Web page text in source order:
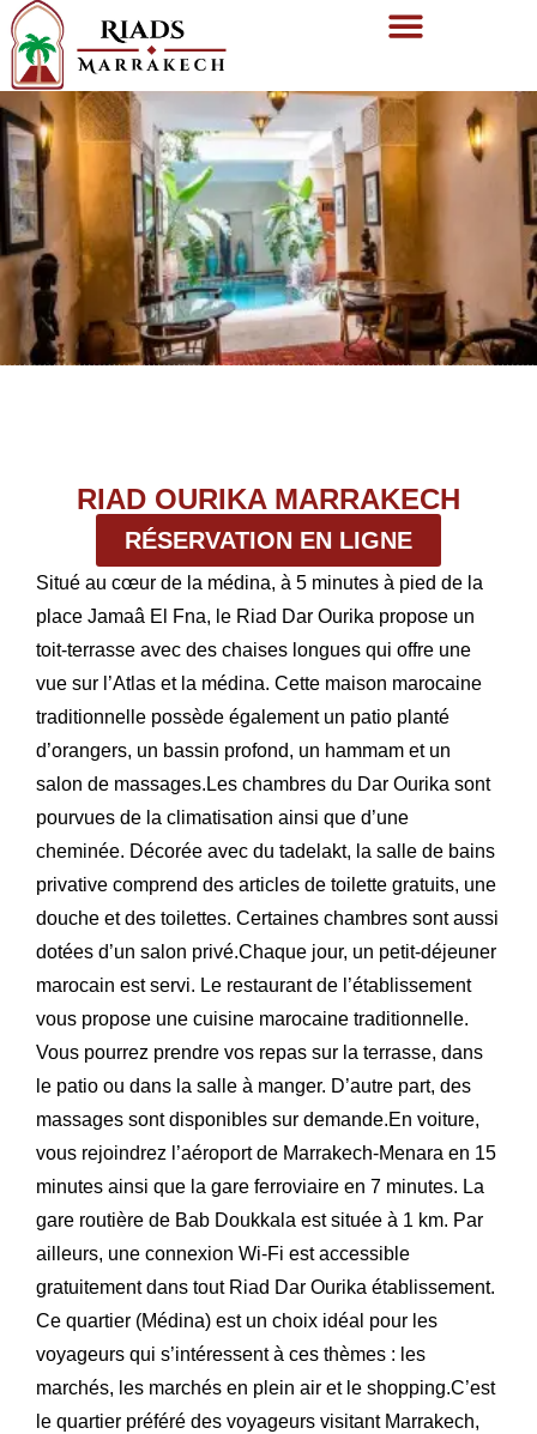
RIAD OURIKA MARRAKECH
RÉSERVATION EN LIGNE
Situé au cœur de la médina, à 5 minutes à pied de la
place Jamaâ El Fna, le Riad Dar Ourika propose un
toit-terrasse avec des chaises longues qui offre une
vue sur l’Atlas et la médina. Cette maison marocaine
traditionnelle possède également un patio planté
d’orangers, un bassin profond, un hammam et un
salon de massages.Les chambres du Dar Ourika sont
pourvues de la climatisation ainsi que d’une
cheminée. Décorée avec du tadelakt, la salle de bains
privative comprend des articles de toilette gratuits, une
douche et des toilettes. Certaines chambres sont aussi
dotées d’un salon privé.Chaque jour, un petit-déjeuner
marocain est servi. Le restaurant de l’établissement
vous propose une cuisine marocaine traditionnelle.
Vous pourrez prendre vos repas sur la terrasse, dans
le patio ou dans la salle à manger. D’autre part, des
massages sont disponibles sur demande.En voiture,
vous rejoindrez l’aéroport de Marrakech-Menara en 15
minutes ainsi que la gare ferroviaire en 7 minutes. La
gare routière de Bab Doukkala est située à 1 km. Par
ailleurs, une connexion Wi-Fi est accessible
gratuitement dans tout Riad Dar Ourika établissement.
Ce quartier (Médina) est un choix idéal pour les
voyageurs qui s’intéressent à ces thèmes : les
marchés, les marchés en plein air et le shopping.C’est
le quartier préféré des voyageurs visitant Marrakech,